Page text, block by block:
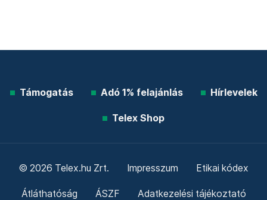
Támogatás Adó 1% felajánlás Hírlevelek
Telex Shop
© 2026 Telex.hu Zrt. Impresszum Etikai kódex
Átláthatóság ÁSZF Adatkezelési tájékoztató